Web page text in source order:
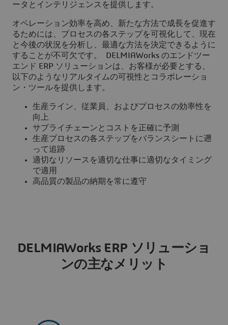
ータとインテリジェンスを提供します。
オペレーション効率を高め、新たな方法で成長を促進す
るためには、プロセスの各ステップを可視化して、現在
と今後の状況を分析し、最適な方法を決定できるように
することが不可欠です。 DELMIAWorks のエンドツー
エンド ERP ソリューションは、お客様が必要とする、
以下のようなリアルタイムの可視性とコラボレーショ
ン・ツールを提供します。
生産ライン、従業員、およびプロセスの効率性を
向上
サプライチェーンとコストを正確に予測
生産プロセスの各ステップをバランスシートに遡
って追跡
適切なリソースを適切な仕事に適切なタイミング
で適用
高品質の製品の納期を常に遵守
DELMIAWorks ERP ソリューショ
ンの主なメリット